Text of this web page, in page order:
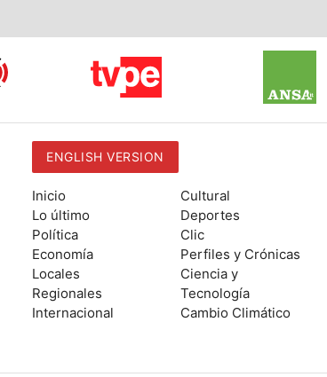
ENGLISH VERSION
Inicio
Lo último
Política
Economía
Locales
Regionales
Internacional
Cultural
Deportes
Clic
Perfiles y Crónicas
Ciencia y
Tecnología
Cambio Climático